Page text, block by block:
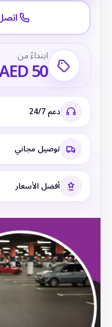
ابتداءً من
50
دعم 24/7
توصيل مجاني
أفضل الأسعار